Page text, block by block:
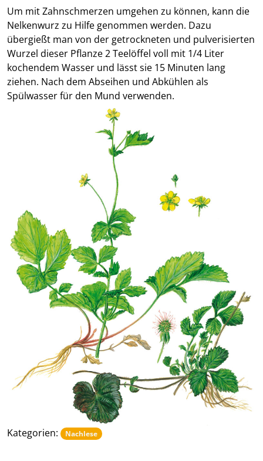
Um mit Zahnschmerzen umgehen zu können, kann die
Nelkenwurz zu Hilfe genommen werden. Dazu
übergießt man von der getrockneten und pulverisierten
Wurzel dieser Pflanze 2 Teelöffel voll mit 1/4 Liter
kochendem Wasser und lässt sie 15 Minuten lang
ziehen. Nach dem Abseihen und Abkühlen als
Spülwasser für den Mund verwenden.
Kategorien: Nachlese